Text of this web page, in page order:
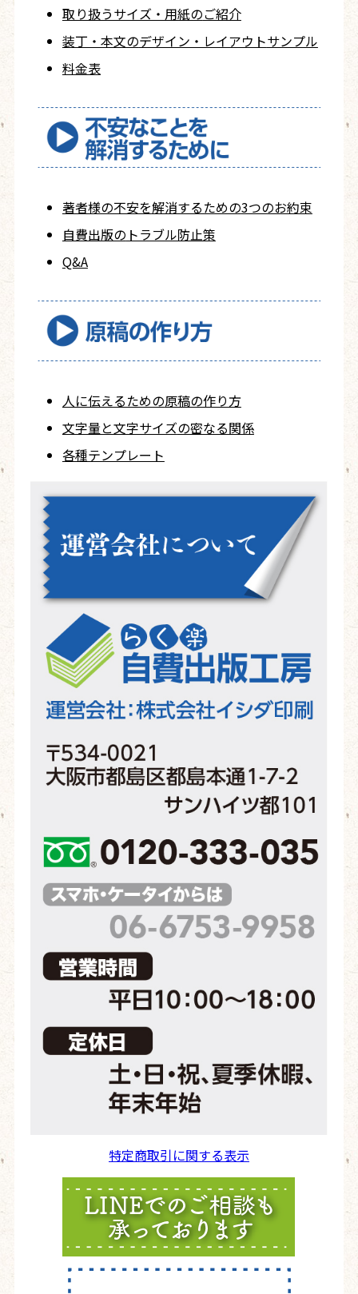
取り扱うサイズ・用紙のご紹介
装丁・本文のデザイン・レイアウトサンプル
料金表
著者様の不安を解消するための3つのお約束
自費出版の トラブル防止策
Q&A
人に伝えるための原稿の作り方
文字量と文字サイズの密なる関係
各種テンプレート
特定商取引に関する表示